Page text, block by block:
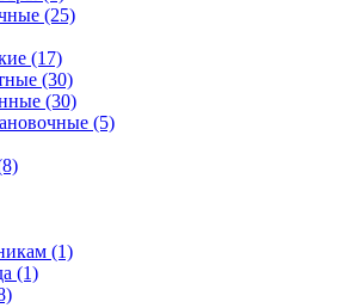
(25)
(17)
(30)
(30)
(5)
(1)
(1)